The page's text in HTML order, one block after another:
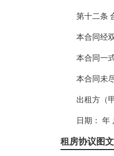
第十二条
本合同经
本合同一
本合同未
出租方（
日期： 年
租房协议图